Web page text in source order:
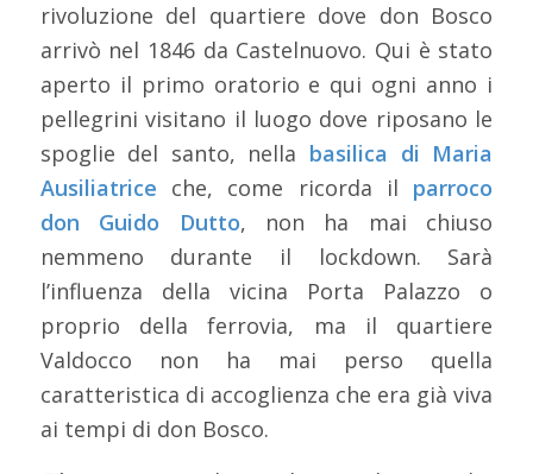
rivoluzione del quartiere dove don Bosco
arrivò nel 1846 da Castelnuovo. Qui è stato
aperto il primo oratorio e qui ogni anno i
pellegrini visitano il luogo dove riposano le
spoglie del santo, nella basilica di Maria
Ausiliatrice che, come ricorda il parroco
don Guido Dutto, non ha mai chiuso
nemmeno durante il lockdown. Sarà
l’influenza della vicina Porta Palazzo o
proprio della ferrovia, ma il quartiere
Valdocco non ha mai perso quella
caratteristica di accoglienza che era già viva
ai tempi di don Bosco.